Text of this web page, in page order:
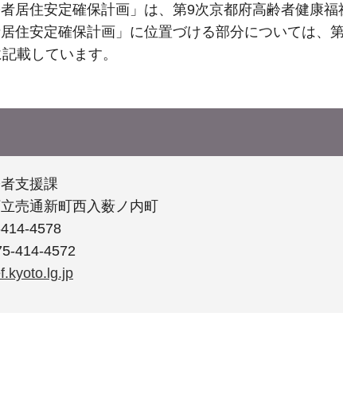
居住安定確保計画」は、第9次京都府高齢者健康福
住安定確保計画」に位置づける部分については、
載しています。
支援課
売通新町西入薮ノ内町
4578
414-4572